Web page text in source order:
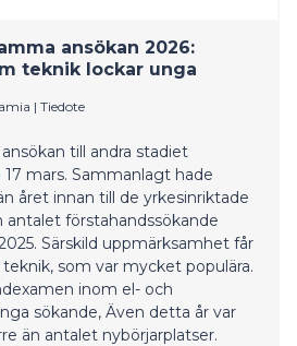
ansökan 2026:
teknik lockar unga
| Tiedote
till andra stadiet
mars. Sammanlagt hade
året innan till de yrkesinriktade
antalet förstahandssökande
Särskild uppmärksamhet får
som var mycket populära.
inom el- och
sökande, Även detta år var
än antalet nybörjarplatser.